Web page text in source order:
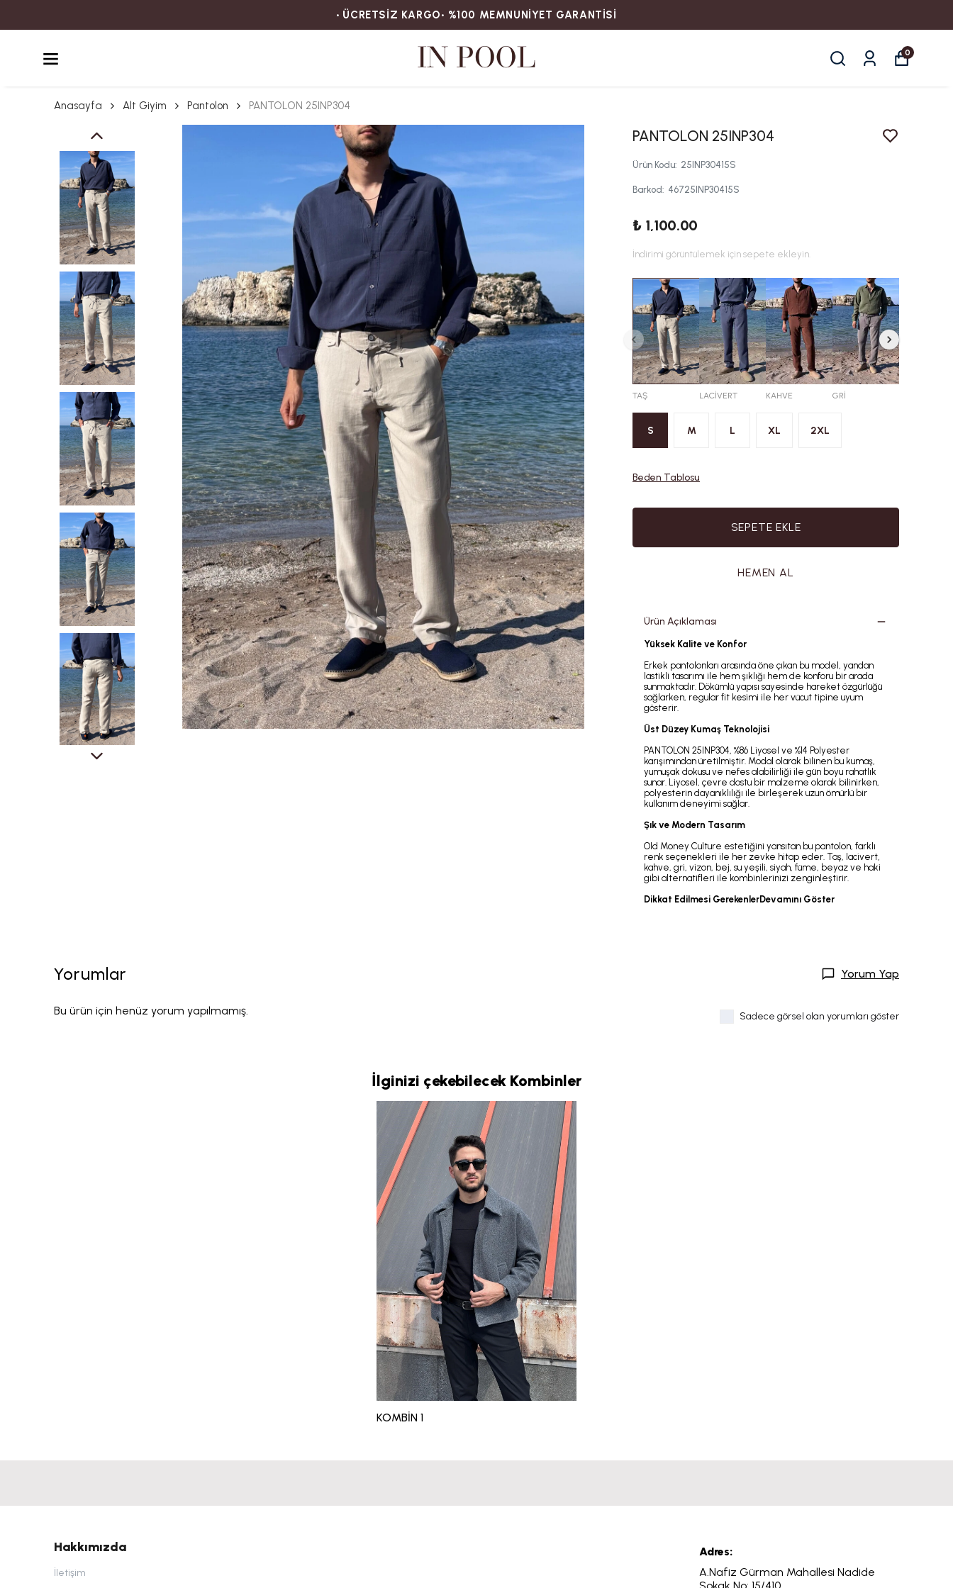
• ÜCRETSİZ KARGOㅤ‎‎‎‎‎‎‎‎• %100 MEMNUNİYET GARANTİSİ
0
Anasayfa Alt Giyim Pantolon PANTOLON 25INP304
PANTOLON 25INP304
Ürün Kodu: 25INP30415S
Barkod: 46725INP30415S
₺ 1,100.00
İndirimi görüntülemek için sepete ekleyin.
TAŞ LACİVERT KAHVE GRİ
S M L XL 2XL
Beden Tablosu
SEPETE EKLE
HEMEN AL
Ürün Açıklaması
Yüksek Kalite ve Konfor
Erkek pantolonları arasında öne çıkan bu model, yandan
lastikli tasarımı ile hem şıklığı hem de konforu bir arada
sunmaktadır. Dökümlü yapısı sayesinde hareket özgürlüğü
sağlarken, regular fit kesimi ile her vücut tipine uyum
gösterir.
Üst Düzey Kumaş Teknolojisi
PANTOLON 25INP304, %86 Liyosel ve %14 Polyester
karışımından üretilmiştir. Modal olarak bilinen bu kumaş,
yumuşak dokusu ve nefes alabilirliği ile gün boyu rahatlık
sunar. Liyosel, çevre dostu bir malzeme olarak bilinirken,
polyesterin dayanıklılığı ile birleşerek uzun ömürlü bir
kullanım deneyimi sağlar.
Şık ve Modern Tasarım
Old Money Culture estetiğini yansıtan bu pantolon, farklı
renk seçenekleri ile her zevke hitap eder. Taş, lacivert,
kahve, gri, vizon, bej, su yeşili, siyah, füme, beyaz ve haki
gibi alternatifleri ile kombinlerinizi zenginleştirir.
Dikkat Edilmesi GerekenlerDevamını Göster
Yorumlar Yorum Yap
Bu ürün için henüz yorum yapılmamış. Sadece görsel olan yorumları göster
İlginizi çekebilecek Kombinler
KOMBİN 1
Hakkımızda
İletişim
Adres:
A.Nafiz Gürman Mahallesi Nadide